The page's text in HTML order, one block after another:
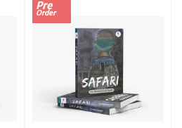
Pre
Order